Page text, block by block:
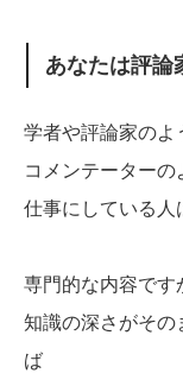
あなたは評論
学者や評論家のよ
コメンテーター
仕事にしている人
専門的な内容です
知識の深さがその
ば